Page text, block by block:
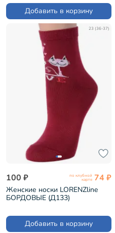
Добавить в корзину
23 (36-37)
100 ₽ по клубной
карте 74 ₽
Женские носки LORENZline
БОРДОВЫЕ (Д133)
Добавить в корзину